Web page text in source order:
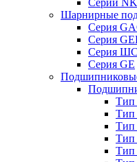
Серии
Шарнирные
Серия
Серия
Серия
Серия GE
Тип
Тип
Тип
Тип
Тип